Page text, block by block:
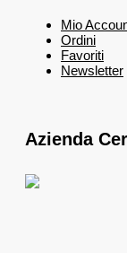
Mio
Ordini
Favoriti
Newsletter
Azienda